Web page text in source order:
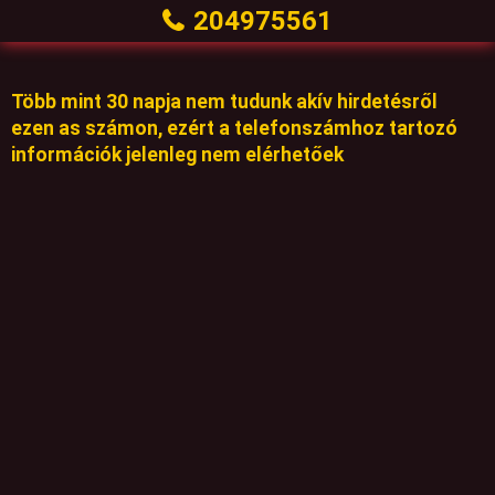
204975561
Több mint 30 napja nem tudunk akív hirdetésről
ezen as számon, ezért a telefonszámhoz tartozó
információk jelenleg nem elérhetőek